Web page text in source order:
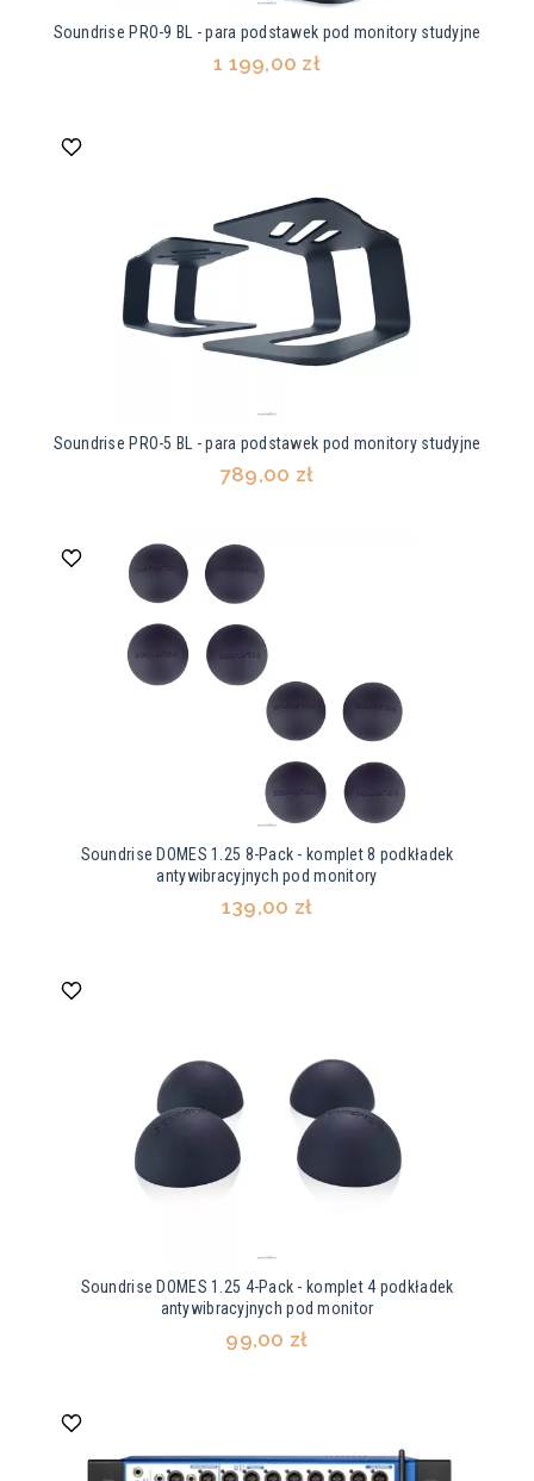
Soundrise PRO-9 BL - para podstawek pod monitory studyjne
1 199,00 zł
Soundrise PRO-5 BL - para podstawek pod monitory studyjne
789,00 zł
Soundrise DOMES 1.25 8-Pack - komplet 8 podkładek
antywibracyjnych pod monitory
139,00 zł
Soundrise DOMES 1.25 4-Pack - komplet 4 podkładek
antywibracyjnych pod monitor
99,00 zł